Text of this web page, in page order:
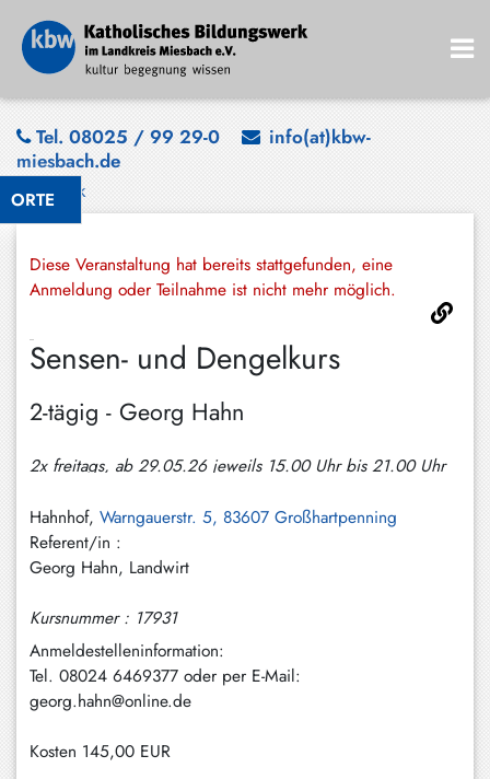
ORTE
Tel. 08025 / 99 29-0
info(at)kbw-
miesbach.de
Zurück
Diese Veranstaltung hat bereits stattgefunden, eine
Anmeldung oder Teilnahme ist nicht mehr möglich.
Sensen- und Dengelkurs
2-tägig - Georg Hahn
2x freitags, ab 29.05.26 jeweils 15.00 Uhr bis 21.00 Uhr
Hahnhof,Warngauerstr. 5, 83607 Großhartpenning
Referent/in :
Georg Hahn, Landwirt
Kursnummer : 17931
Anmeldestelleninformation:
Tel. 08024 6469377 oder per E-Mail:
georg.hahn@online.de
Kosten 145,00 EUR
Bad
Wiessee
Bayrischzell
Elbach
Großhartpenning
Hausham
Holzkirchen
Hundham
Irschenberg
Leitzachtal
Miesbach
Neuhaus
Niklasreuth